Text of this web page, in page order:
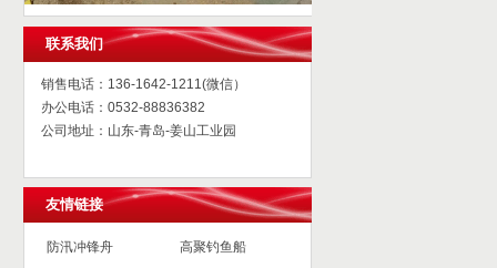
联系我们
销售电话：136-1642-1211(微信）
办公电话：0532-88836382
公司地址：山东-青岛-姜山工业园
友情链接
防汛冲锋舟 高聚钓鱼船